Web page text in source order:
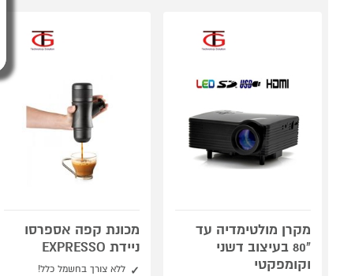
מקרן מולטימדיה עד
"80 בעיצוב דשני
וקומפקטי
מכונת קפה אספרסו
ניידת EXPRESSO
ללא צורך בחשמל כלל!